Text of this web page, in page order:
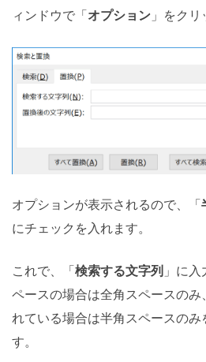
ィンドウで「 オプション 」をクリ
オプションが表示されるので、「
にチェックを入れます。
これで、「 検索する文字列 」に
ペースの場合は全角スペースのみ
れている場合は半角スペースのみ
す。